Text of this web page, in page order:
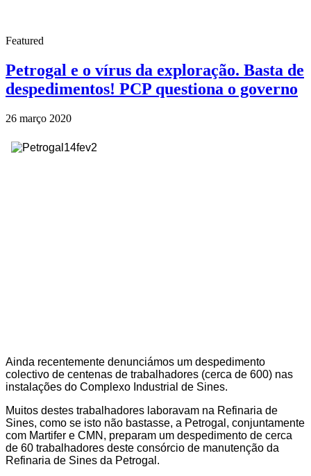
Featured
Petrogal e o vírus da exploração. Basta de
despedimentos! PCP questiona o governo
26 março 2020
Ainda recentemente denunciámos um despedimento
colectivo de centenas de trabalhadores (cerca de 600) nas
instalações do Complexo Industrial de Sines.
Muitos destes trabalhadores laboravam na Refinaria de
Sines, como se isto não bastasse, a Petrogal, conjuntamente
com Martifer e CMN, preparam um despedimento de cerca
de 60 trabalhadores deste consórcio de manutenção da
Refinaria de Sines da Petrogal.